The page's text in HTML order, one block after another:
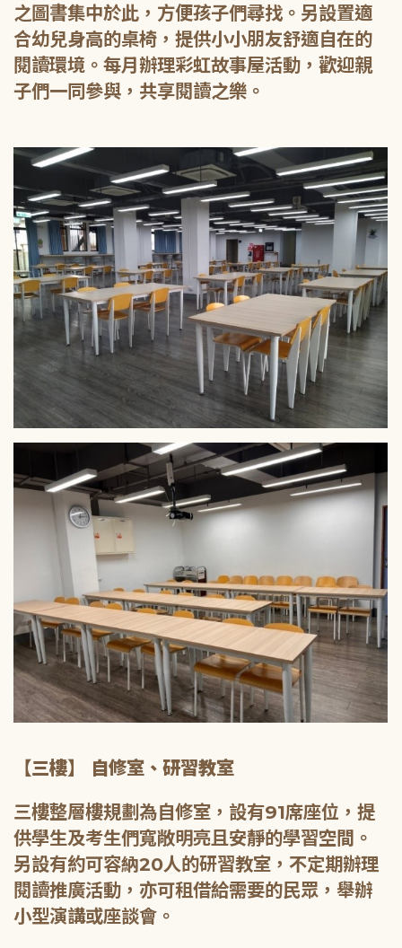
之圖書集中於此，方便孩子們尋找。另設置適
合幼兒身高的桌椅，提供小小朋友舒適自在的
閱讀環境。每月辦理彩虹故事屋活動，歡迎親
子們一同參與，共享閱讀之樂。
【三樓】 自修室、研習教室
三樓整層樓規劃為自修室，設有91席座位，提
供學生及考生們寬敞明亮且安靜的學習空間。
另設有約可容納20人的研習教室，不定期辦理
閱讀推廣活動，亦可租借給需要的民眾，舉辦
小型演講或座談會。